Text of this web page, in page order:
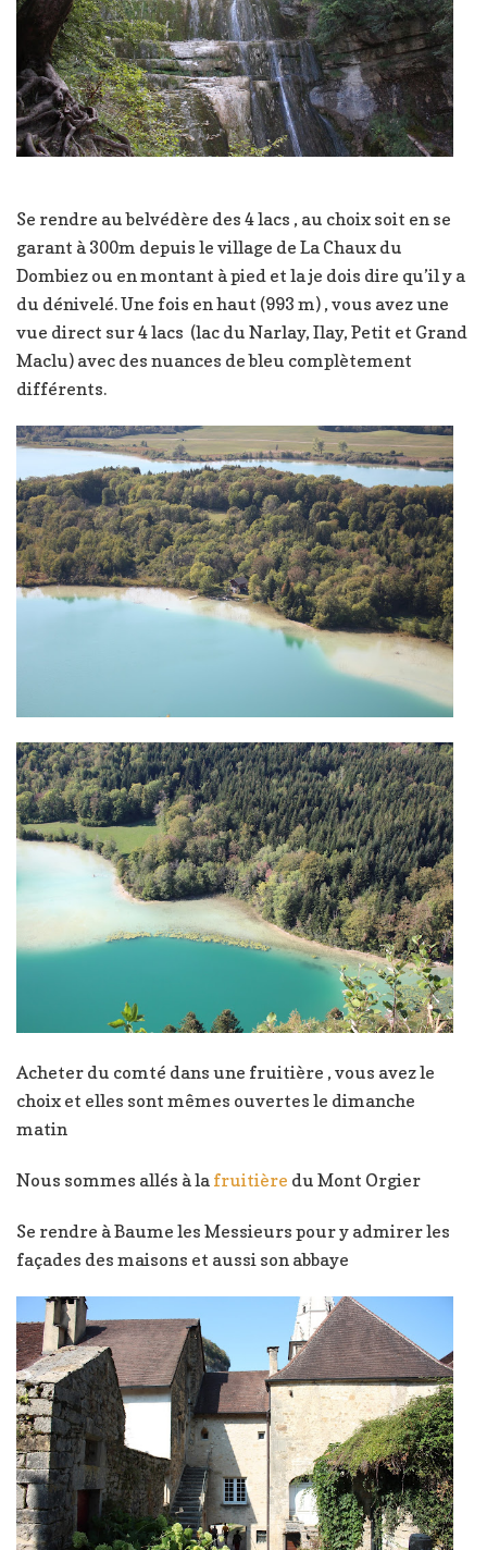
Se rendre au belvédère des 4 lacs , au choix soit en se
garant à 300m depuis le village de La Chaux du
Dombiez ou en montant à pied et la je dois dire qu’il y a
du dénivelé. Une fois en haut (993 m) , vous avez une
vue direct sur 4 lacs (lac du Narlay, Ilay, Petit et Grand
Maclu) avec des nuances de bleu complètement
différents.
Acheter du comté dans une fruitière , vous avez le
choix et elles sont mêmes ouvertes le dimanche
matin
Nous sommes allés à la fruitière du Mont Orgier
Se rendre à Baume les Messieurs pour y admirer les
façades des maisons et aussi son abbaye